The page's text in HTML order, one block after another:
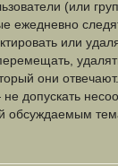
(или
ежедневно
или
они
допускать
обсуждаемым